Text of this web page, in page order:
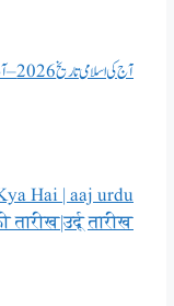
آج کی اسلامی تاریخ 2026 – آج کی عربی تاریخ 2026
Hai | aaj urdu
तारीख